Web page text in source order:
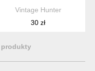
Vintage Hunter
30 zł
produkty